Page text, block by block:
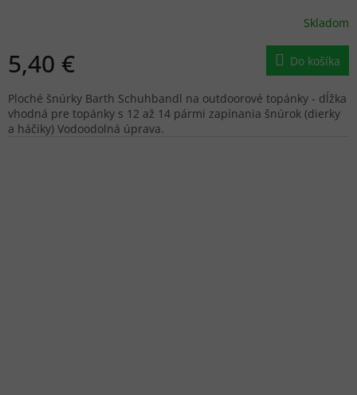
Skladom
5,40 € Do košíka
Ploché šnúrky Barth Schuhbandl na outdoorové topánky - dĺžka
vhodná pre topánky s 12 až 14 pármi zapínania šnúrok (dierky
a háčiky) Vodoodolná úprava.